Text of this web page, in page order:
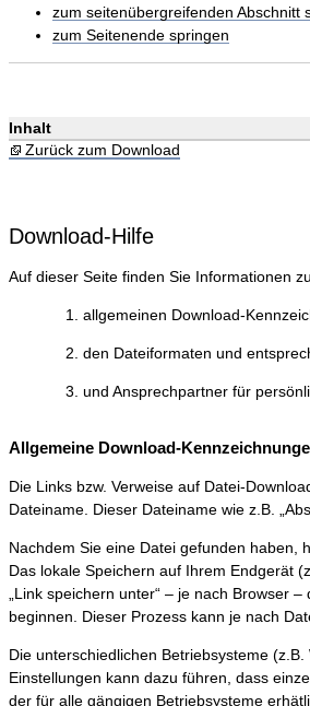
zum seitenübergreifenden Abschnitt
zum Seitenende springen
Inhalt
Zurück zum Download
Download-Hilfe
Auf dieser Seite finden Sie Informationen
allgemeinen Download-
den Dateiformaten und
und Ansprechpartner für
Allgemeine Download-
Die Links bzw. Verweise auf Datei-
Dateiname. Dieser Dateiname wie z.B.
Nachdem Sie eine Datei gefunden haben,
Das lokale Speichern auf Ihrem Endgerät
„Link speichern unter“ – je nach Browser
beginnen. Dieser Prozess kann je nach
Die unterschiedlichen Betriebsysteme
Einstellungen kann dazu führen, dass
der für alle gängigen Betriebsysteme